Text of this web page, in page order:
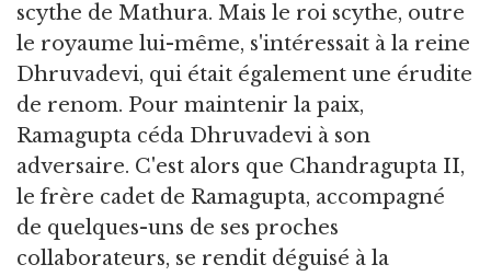
scythe de Mathura. Mais le roi scythe, outre
le royaume lui-même, s'intéressait à la reine
Dhruvadevi, qui était également une érudite
de renom. Pour maintenir la paix,
Ramagupta céda Dhruvadevi à son
adversaire. C'est alors que Chandragupta II,
le frère cadet de Ramagupta, accompagné
de quelques-uns de ses proches
collaborateurs, se rendit déguisé à la